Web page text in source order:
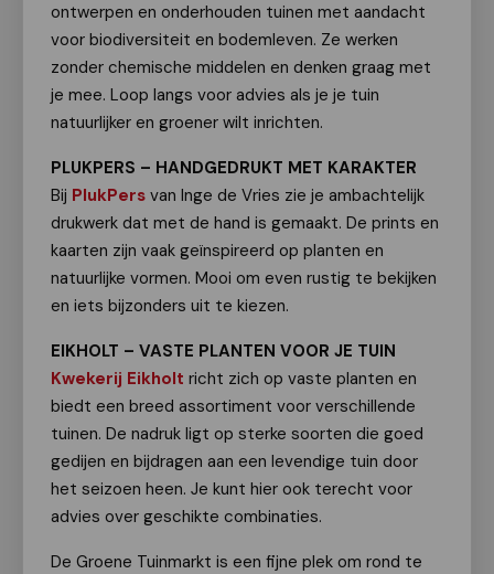
ontwerpen en onderhouden tuinen met aandacht
voor biodiversiteit en bodemleven. Ze werken
zonder chemische middelen en denken graag met
je mee. Loop langs voor advies als je je tuin
natuurlijker en groener wilt inrichten.
PLUKPERS – HANDGEDRUKT MET KARAKTER
Bij PlukPers van Inge de Vries zie je ambachtelijk
drukwerk dat met de hand is gemaakt. De prints en
kaarten zijn vaak geïnspireerd op planten en
natuurlijke vormen. Mooi om even rustig te bekijken
en iets bijzonders uit te kiezen.
EIKHOLT – VASTE PLANTEN VOOR JE TUIN
Kwekerij Eikholt richt zich op vaste planten en
biedt een breed assortiment voor verschillende
tuinen. De nadruk ligt op sterke soorten die goed
gedijen en bijdragen aan een levendige tuin door
het seizoen heen. Je kunt hier ook terecht voor
advies over geschikte combinaties.
De Groene Tuinmarkt is een fijne plek om rond te